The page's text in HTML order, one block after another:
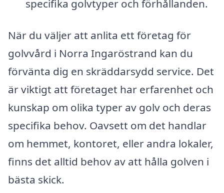
specifika golvtyper och förhållanden.
När du väljer att anlita ett företag för
golvvård i Norra Ingaröstrand kan du
förvänta dig en skräddarsydd service. Det
är viktigt att företaget har erfarenhet och
kunskap om olika typer av golv och deras
specifika behov. Oavsett om det handlar
om hemmet, kontoret, eller andra lokaler,
finns det alltid behov av att hålla golven i
bästa skick.